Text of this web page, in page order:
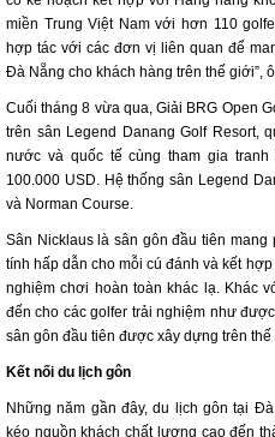
miền Trung Việt Nam với hơn 110
hợp tác với các đơn vị liên quan để
Đà Nẵng cho khách hàng trên thế giới”,
Cuối tháng 8 vừa qua, Giải BRG Open
trên sân Legend Danang Golf Resort,
nước và quốc tế cùng tham gia
100.000 USD. Hệ thống sân Legend
và Norman Course.
Sân Nicklaus là sân gôn đầu tiên
tính hấp dẫn cho mỗi cú đánh và kết
nghiệm chơi hoàn toàn khác lạ. Khác
đến cho các golfer trải nghiệm như
sân gôn đầu tiên được xây dựng trên
Kết nối du lịch gôn
Những năm gần đây, du lịch gôn tại
kéo nguồn khách chất lượng cao đến